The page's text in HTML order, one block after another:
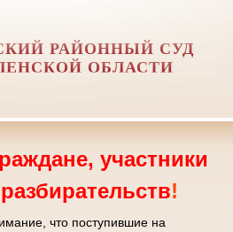
РАЙОННЫЙ СУД
ОБЛАСТИ
участники
!
что поступившие на